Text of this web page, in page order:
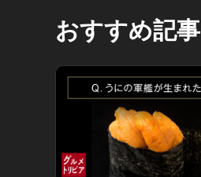
おすすめ記事